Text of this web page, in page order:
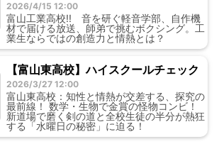
2026/4/15 12:00
富山工業高校!! 音を研ぐ軽音学部、自作機
材で届ける放送、師弟で挑むボクシング。工
業生ならではの創造力と情熱とは？
【富山東高校】ハイスクールチェック
2026/3/27 12:00
富山東高校：知性と情熱が交差する、探究の
最前線！ 数学・生物で金賞の怪物コンビ！
新道場で磨く剣の道と全校生徒の半分が熱狂
する「水曜日の秘密」に迫る！